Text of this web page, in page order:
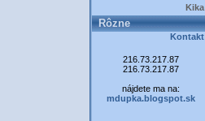
Kika
Rôzne
Kontakt
216.73.217.87
216.73.217.87
nájdete ma na:
mdupka.blogspot.sk